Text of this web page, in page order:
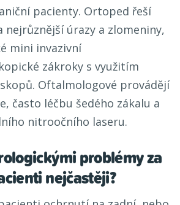
pacienty. Ortoped řeší
nejrůznější úrazy a zlomeniny,
mini invazivní
zákroky s využitím
Oftalmologové provádějí
často léčbu šedého zákalu a
nitroočního laseru.
problémy za
nejčastěji?